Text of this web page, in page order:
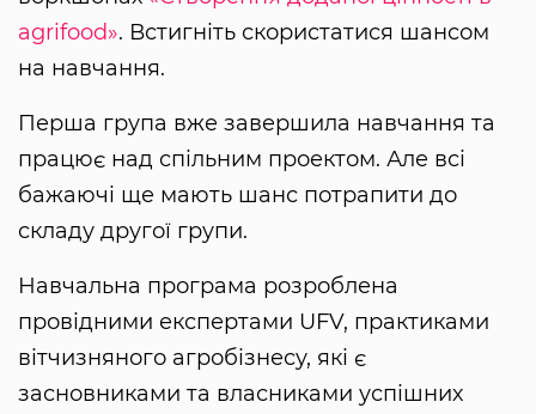
agrifood». Встигніть скористатися шансом
на навчання.
Перша група вже завершила навчання та
працює над спільним проектом. Але всі
бажаючі ще мають шанс потрапити до
складу другої групи.
Навчальна програма розроблена
провідними експертами UFV, практиками
вітчизняного агробізнесу, які є
засновниками та власниками успішних